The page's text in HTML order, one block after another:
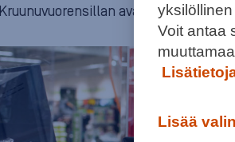
Kruunuvuorensillan avautuminen
Voit antaa
Lisää